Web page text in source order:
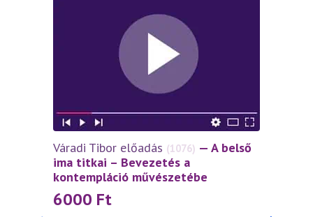
Váradi Tibor előadás (1076) — A belső
ima titkai – Bevezetés a
kontempláció művészetébe
6000 Ft